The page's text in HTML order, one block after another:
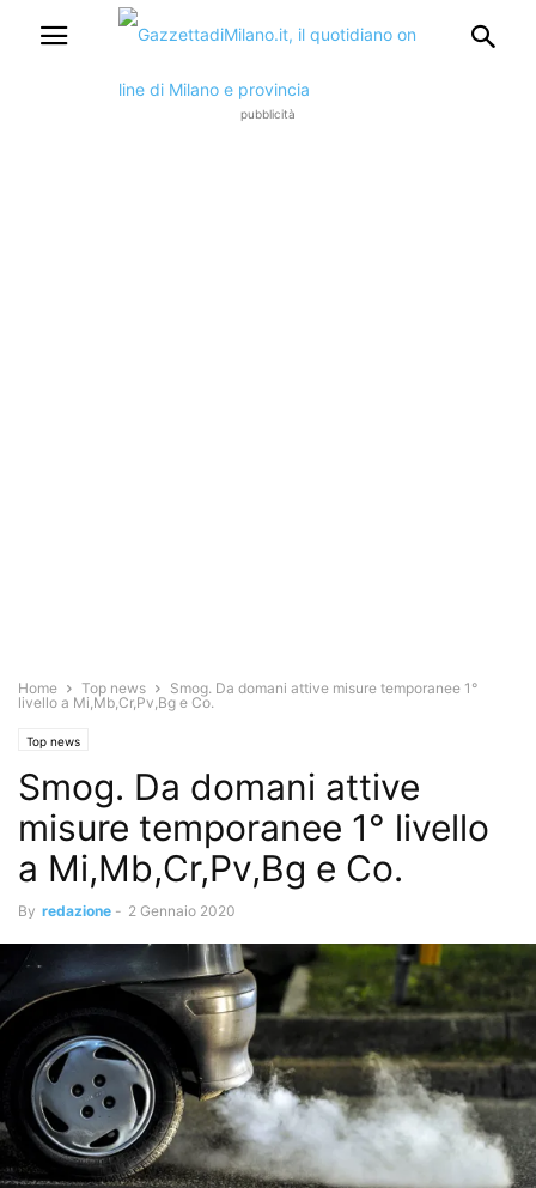
pubblicità
Home Top news
Smog. Da domani attive misure temporanee 1°
livello a Mi,Mb,Cr,Pv,Bg e Co.
Top news
Smog. Da domani attive
misure temporanee 1° livello
a Mi,Mb,Cr,Pv,Bg e Co.
By redazione - 2 Gennaio 2020